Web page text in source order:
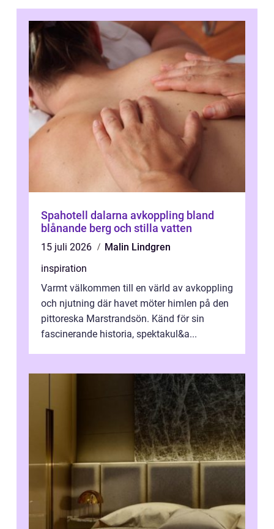
Spahotell dalarna avkoppling bland
blånande berg och stilla vatten
15 juli 2026
Malin Lindgren
inspiration
Varmt välkommen till en värld av avkoppling
och njutning där havet möter himlen på den
pittoreska Marstrandsön. Känd för sin
fascinerande historia, spektakul&a...